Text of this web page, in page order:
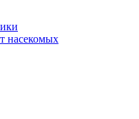
насекомых